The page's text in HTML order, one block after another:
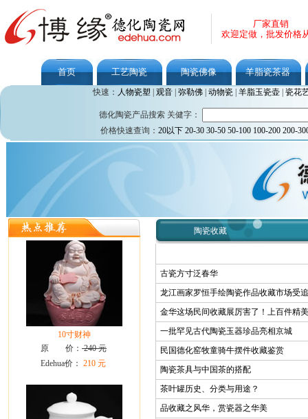
厂家直销
欢迎定做，批发价格
首页 工艺陶瓷 陶瓷佛像 羊脂瓷茶器
快速： 人物瓷塑 观音| 弥勒佛| 动物瓷| 羊脂玉瓷壶| 瓷花
德化陶瓷产品搜索 关健字：
价格快速查询： 20以下 20-30 30-50 50-100 100-200 200-
10寸财神
原 价： 240 元
Edehua价： 210 元
陶瓷收藏
古瓷方寸泛春华
龙江画家罗恒手绘陶瓷作品收藏市场受
金华这场民间收藏展厉害了！上百件精
一批罕见古代陶瓷玉器珍品亮相京城
民国德化窑牧童骑牛摆件收藏鉴赏
陶瓷茶具与中国茶的搭配
茶叶罐历史、分类与用途？
品收藏之风华，赏瓷器之华美